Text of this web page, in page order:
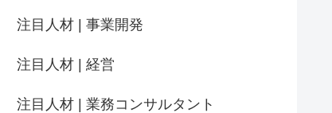
注目人材 | 事業開発
注目人材 | 経営
注目人材 | 業務コンサルタント